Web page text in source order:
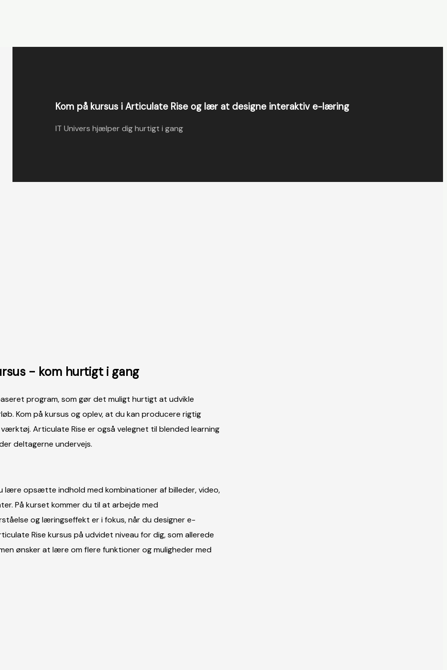
Kom på kursus i Articulate Rise og lær at designe interaktiv e-læring
IT Univers hjælper dig hurtigt i gang
- kom hurtigt i gang
program, som gør det muligt hurtigt at udvikle
Kom på kursus og oplev, at du kan producere rigtig
Articulate Rise er også velegnet til blended learning
deltagerne undervejs.
lære opsætte indhold med kombinationer af billeder, video,
På kurset kommer du til at arbejde med
og læringseffekt er i fokus, når du designer e-
Rise kursus på udvidet niveau for dig, som allerede
ønsker at lære om flere funktioner og muligheder med